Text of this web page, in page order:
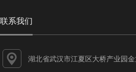
联系我们
湖北省武汉市江夏区大桥产业园